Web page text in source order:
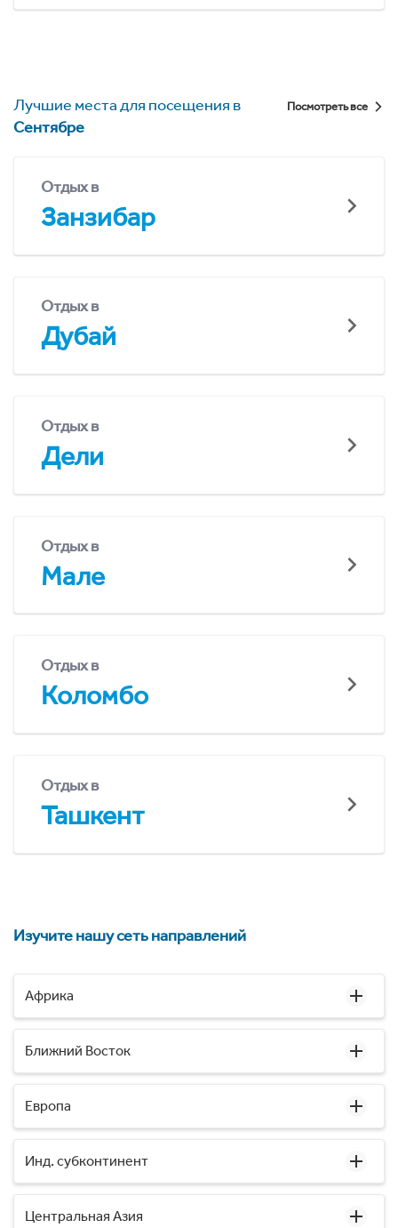
Лучшие места для посещения в
Сентябре
Посмотреть все
Отдых в
Занзибар
Отдых в
Дубай
Отдых в
Дели
Отдых в
Мале
Отдых в
Коломбо
Отдых в
Ташкент
Изучите нашу сеть направлений
Африка
Ближний Восток
Европа
Инд. субконтинент
Центральная Азия